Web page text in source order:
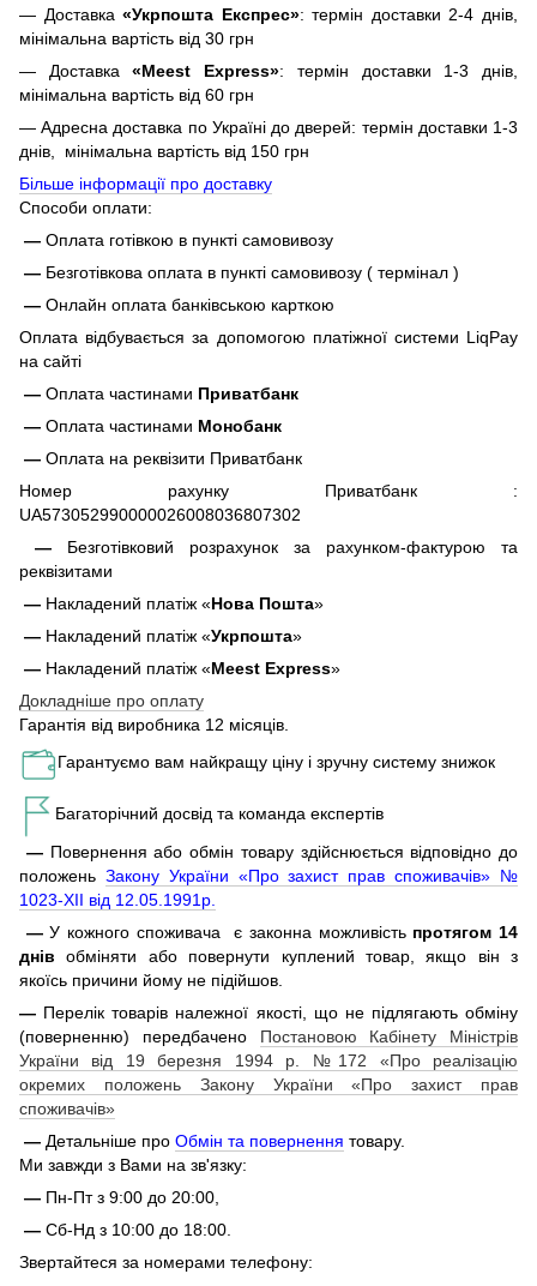
— Доставка«Укрпошта Експрес»: термін доставки 2-4 днів,
мінімальна вартість від 30 грн
— Доставка«Meest Express»: термін доставки 1-3 днів,
мінімальна вартість від 60 грн
— Адресна доставка по Україні до дверей: термін доставки 1-3
днів, мінімальна вартість від 150 грн
Більше інформації про доставку
Способи оплати:
— Оплата готівкою в пункті самовивозу
— Безготівкова оплата в пункті самовивозу ( термінал )
— Онлайн оплата банківською карткою
Оплата відбувається за допомогою платіжної системи LiqPay
на сайті
— Оплата частинами Приватбанк
— Оплата частинами Монобанк
— Оплата на реквізити Приватбанк
Номер рахунку Приватбанк :
UA573052990000026008036807302
— Безготівковий розрахунок за рахунком-фактурою та
реквізитами
— Накладений платіж «Нова Пошта»
— Накладений платіж «Укрпошта»
— Накладений платіж «Meest Express»
Докладніше про оплату
Гарантія від виробника 12 місяців.
Гарантуємо вам найкращу ціну і зручну систему знижок
Багаторічний досвід та команда експертів
— Повернення або обмін товару здійснюється відповідно до
положень Закону України «Про захист прав споживачів» №
1023-XII від 12.05.1991р.
—У кожного споживача є законна можливість протягом 14
днів обміняти або повернути куплений товар, якщо він з
якоїсь причини йому не підійшов.
— Перелік товарів належної якості, що не підлягають обміну
(поверненню) передбачено Постановою Кабінету Міністрів
України від 19 березня 1994 р. №172 «Про реалізацію
окремих положень Закону України «Про захист прав
споживачів»
— Детальніше про Обмін та повернення товару.
Ми завжди з Вами на зв'язку:
— Пн-Пт з 9:00 до 20:00,
— Сб-Нд з 10:00 до 18:00.
Звертайтеся за номерами телефону: